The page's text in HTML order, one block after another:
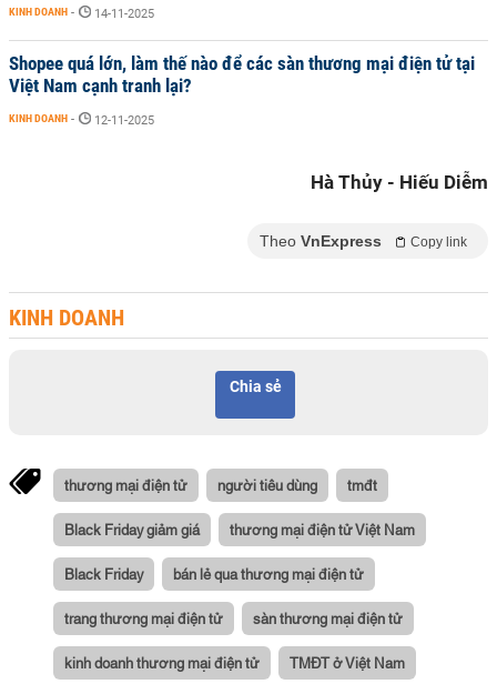
KINH DOANH - 14-11-2025
Shopee quá lớn, làm thế nào để các sàn thương mại điện tử tại
Việt Nam cạnh tranh lại?
KINH DOANH - 12-11-2025
Hà Thủy - Hiếu Diễm
Theo VnExpress Copy link
KINH DOANH
Chia sẻ
thương mại điện tử người tiêu dùng tmđt
Black Friday giảm giá thương mại điện tử Việt Nam
Black Friday bán lẻ qua thương mại điện tử
trang thương mại điện tử sàn thương mại điện tử
kinh doanh thương mại điện tử TMĐT ở Việt Nam